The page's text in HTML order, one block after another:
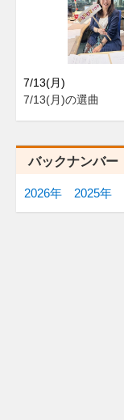
7/13(月)
7/13(月)の選曲
バックナンバー
2026年 2025年